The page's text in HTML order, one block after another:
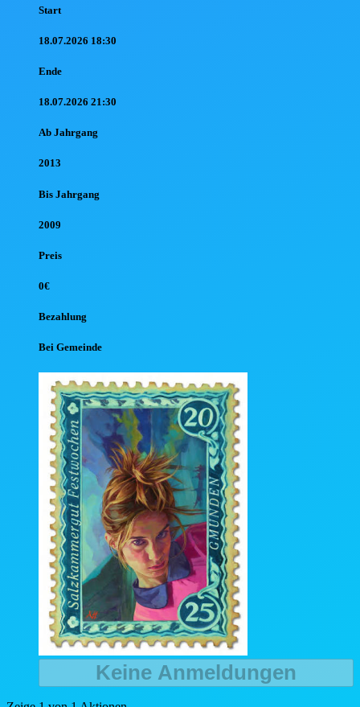
Start
18.07.2026 18:30
Ende
18.07.2026 21:30
Ab Jahrgang
2013
Bis Jahrgang
2009
Preis
0€
Bezahlung
Bei Gemeinde
Keine Anmeldungen